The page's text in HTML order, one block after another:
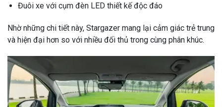
Đuôi xe với cụm đèn LED thiết kế độc đáo
Nhờ những chi tiết này, Stargazer mang lại cảm giác trẻ trung
và hiện đại hơn so với nhiều đối thủ trong cùng phân khúc.